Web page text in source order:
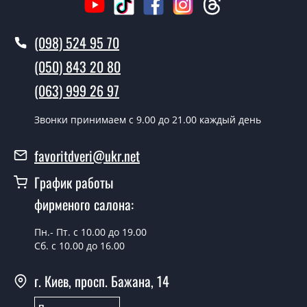
Вызов замерщика-консультанта стоит 500 грн.
Да производим. Монтаж дверных полотен
производится согласно очереди, во все дни кроме
Сколько стоит установка дверей RV
от 1800 грн.
Можно на сегодня вызвать
замерщика?
У вас есть в наличии готовые
дверные полотна?
(098) 524 95 70
(050) 843 20 80
(063) 999 26 97
Звонки принимаем c 9.00 до 21.00 каждый день
favoritdveri@ukr.net
График работы
фирменого салона:
Пн.- Пт. с 10.00 до 19.00
Сб. с 10.00 до 16.00
г. Киев, просп. Бажана, 14